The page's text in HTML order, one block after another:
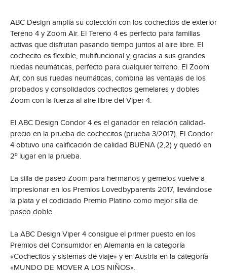
ABC Design amplía su colección con los cochecitos de exterior
Tereno 4 y Zoom Air. El Tereno 4 es perfecto para familias
activas que disfrutan pasando tiempo juntos al aire libre. El
cochecito es flexible, multifuncional y, gracias a sus grandes
ruedas neumáticas, perfecto para cualquier terreno. El Zoom
Air, con sus ruedas neumáticas, combina las ventajas de los
probados y consolidados cochecitos gemelares y dobles
Zoom con la fuerza al aire libre del Viper 4.
El ABC Design Condor 4 es el ganador en relación calidad-
precio en la prueba de cochecitos (prueba 3/2017). El Condor
4 obtuvo una calificación de calidad BUENA (2,2) y quedó en
2º lugar en la prueba.
La silla de paseo Zoom para hermanos y gemelos vuelve a
impresionar en los Premios Lovedbyparents 2017, llevándose
la plata y el codiciado Premio Platino como mejor silla de
paseo doble.
La ABC Design Viper 4 consigue el primer puesto en los
Premios del Consumidor en Alemania en la categoría
«Cochecitos y sistemas de viaje» y en Austria en la categoría
«MUNDO DE MOVER A LOS NIÑOS».